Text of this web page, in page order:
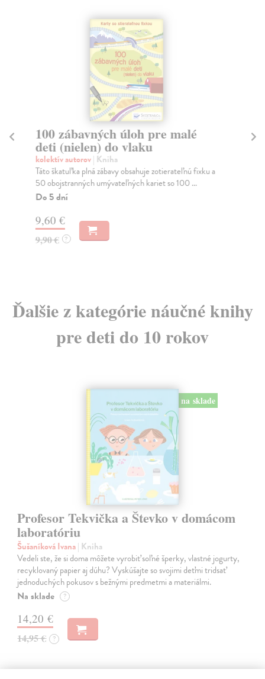
100 zábavných úloh pre malé
deti (nielen) do vlaku
kolektív autorov| Kniha
Táto škatuľka plná zábavy obsahuje zotierateľnú fixku a
50 obojstranných umývateľných kariet so 100 ...
Do 5 dní
9,60 €
9,90 € ?
Ďalšie z kategórie náučné knihy
pre deti do 10 rokov
na sklade
Profesor Tekvička a Števko v domácom
laboratóriu
Šušaníková Ivana| Kniha
Vedeli ste, že si doma môžete vyrobiť soľné šperky, vlastné jogurty,
recyklovaný papier aj dúhu? Vyskúšajte so svojimi deťmi tridsať
jednoduchých pokusov s bežnými predmetmi a materiálmi.
Na sklade ?
14,20 €
14,95 € ?